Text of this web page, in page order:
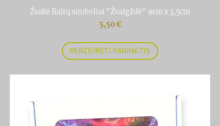
Žvakė Baltų simboliai "Žvaigždė" 9cm x 3,5cm
5,50 €
PERŽIŪRĖTI PARINKTIS